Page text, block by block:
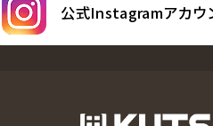
公式Instagramアカウ